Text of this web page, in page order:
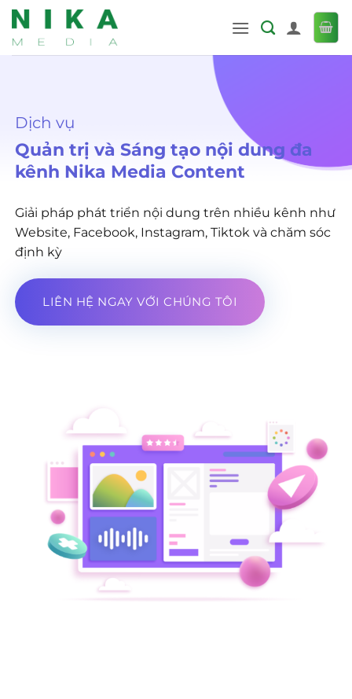
Bỏ
qua
nội
Dịch vụ
Quản trị và Sáng tạo nội dung đa
kênh Nika Media Content
Giải pháp phát triển nội dung trên nhiều kênh như
Website, Facebook, Instagram, Tiktok và chăm sóc
định kỳ
LIÊN HỆ NGAY VỚI CHÚNG TÔI